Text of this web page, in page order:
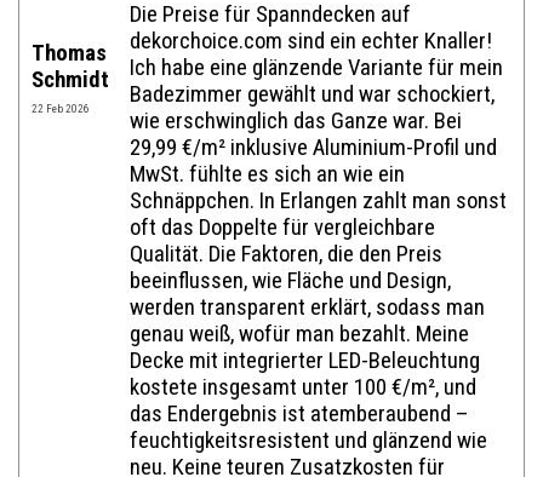
Website im Internet:
Thomas
Schmidt
22 Feb 2026
Die Preise für Spanndecken auf
dekorchoice.com sind ein echter Knaller!
Ich habe eine glänzende Variante für mein
Badezimmer gewählt und war schockiert,
wie erschwinglich das Ganze war. Bei
29,99 €/m² inklusive Aluminium-Profil und
MwSt. fühlte es sich an wie ein
Schnäppchen. In Erlangen zahlt man sonst
oft das Doppelte für vergleichbare
Qualität. Die Faktoren, die den Preis
beeinflussen, wie Fläche und Design,
werden transparent erklärt, sodass man
genau weiß, wofür man bezahlt. Meine
Decke mit integrierter LED-Beleuchtung
kostete insgesamt unter 100 €/m², und
das Endergebnis ist atemberaubend –
feuchtigkeitsresistent und glänzend wie
neu. Keine teuren Zusatzkosten für